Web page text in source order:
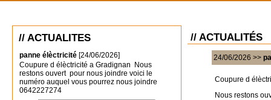
// ACTUALITES
panne élèctricité [24/06/2026]
Coupure d élèctricité a Gradignan Nous
restons ouvert pour nous joindre voici le
numéro auquel vous pourrez nous joindre
0642227274
// ACTUALITÉS
24/06/2026 >>
Coupure d
Nous restons